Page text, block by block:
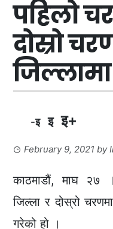
पहिलो
दोस्रो
जिल्लामा
-इ इ इ+
February 9, 2021 by
काठमाडौं, माघ २७
जिल्ला र दोस्रो
गरेको हो ।